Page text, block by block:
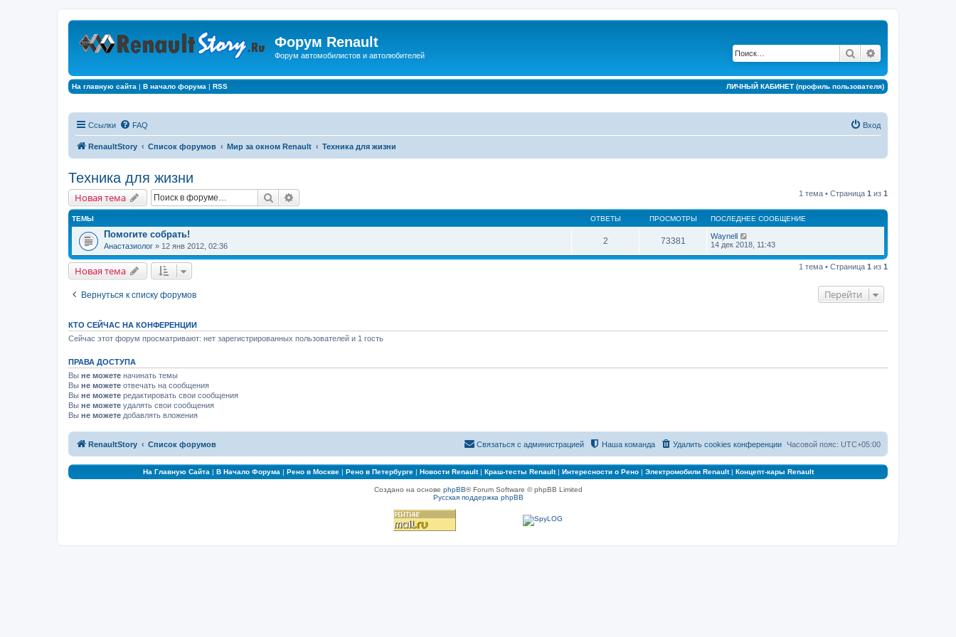
Форум Renault
Форум автомобилистов и автолюбителей Поиск
На главную сайта | В начало форума | RSS ЛИЧНЫЙ КАБИНЕТ (профиль пользователя)
Ссылки FAQ Вход
RenaultStory Список форумов Мир за окном Renault Техника для жизни
Техника для жизни
Новая тема Поиск 1 тема • Страница 1 из 1
ТЕМЫ ОТВЕТЫ ПРОСМОТРЫ ПОСЛЕДНЕЕ СООБЩЕНИЕ
Помогите собрать!
Анастазиолог » 12 янв 2012, 02:36
2 73381
Waynell
14 дек 2018, 11:43
Новая тема 1 тема • Страница 1 из 1
Вернуться к списку форумов Перейти
КТО СЕЙЧАС НА КОНФЕРЕНЦИИ
Сейчас этот форум просматривают: нет зарегистрированных пользователей и 1 гость
ПРАВА ДОСТУПА
Вы не можете начинать темы
Вы не можете отвечать на сообщения
Вы не можете редактировать свои сообщения
Вы не можете удалять свои сообщения
Вы не можете добавлять вложения
RenaultStory Список форумов Часовой пояс: UTC+05:00
Удалить cookies конференции
Наша команда
Связаться с администрацией
На Главную Сайта | В Начало Форума | Рено в Москве| Рено в Петербурге| Новости Renault| Краш-тесты Renault| Интересности о Рено| Электромобили Renault| Концепт-кары Renault
Создано на основе phpBB® Forum Software © phpBB Limited
Русская поддержка phpBB